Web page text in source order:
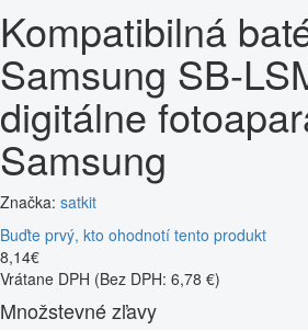
Kompatibilná
Samsung SB-
digitálne
Samsung
Značka: satkit
Buďte prvý, kto ohodnotí tento produkt
8,14€
Vrátane DPH (Bez DPH: 6,78 €)
Množstevné zľavy